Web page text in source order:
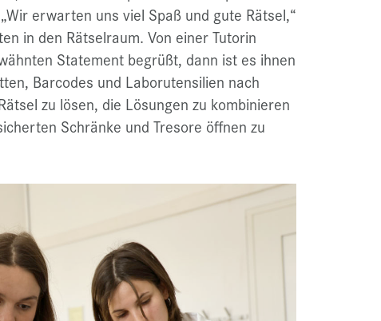
erwarten uns viel Spaß und gute Rätsel,“
in den Rätselraum. Von einer Tutorin
Statement begrüßt, dann ist es ihnen
Barcodes und Laborutensilien nach
zu lösen, die Lösungen zu kombinieren
Schränke und Tresore öffnen zu